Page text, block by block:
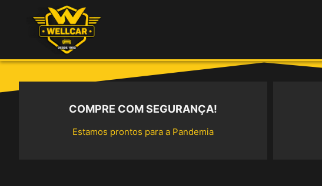
COMPRE COM SEGURANÇA!
Estamos prontos para a Pandemia